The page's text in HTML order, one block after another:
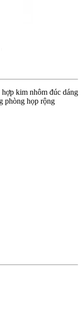
kim nhôm đúc dáng
phòng họp rộng